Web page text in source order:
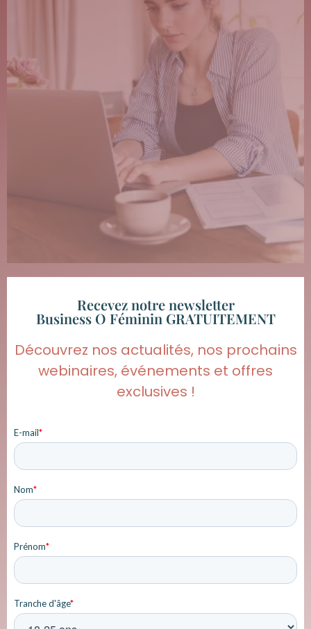
Recevez notre newsletter
Business O Féminin GRATUITEMENT
Découvrez nos actualités, nos prochains
webinaires, événements et offres
exclusives !